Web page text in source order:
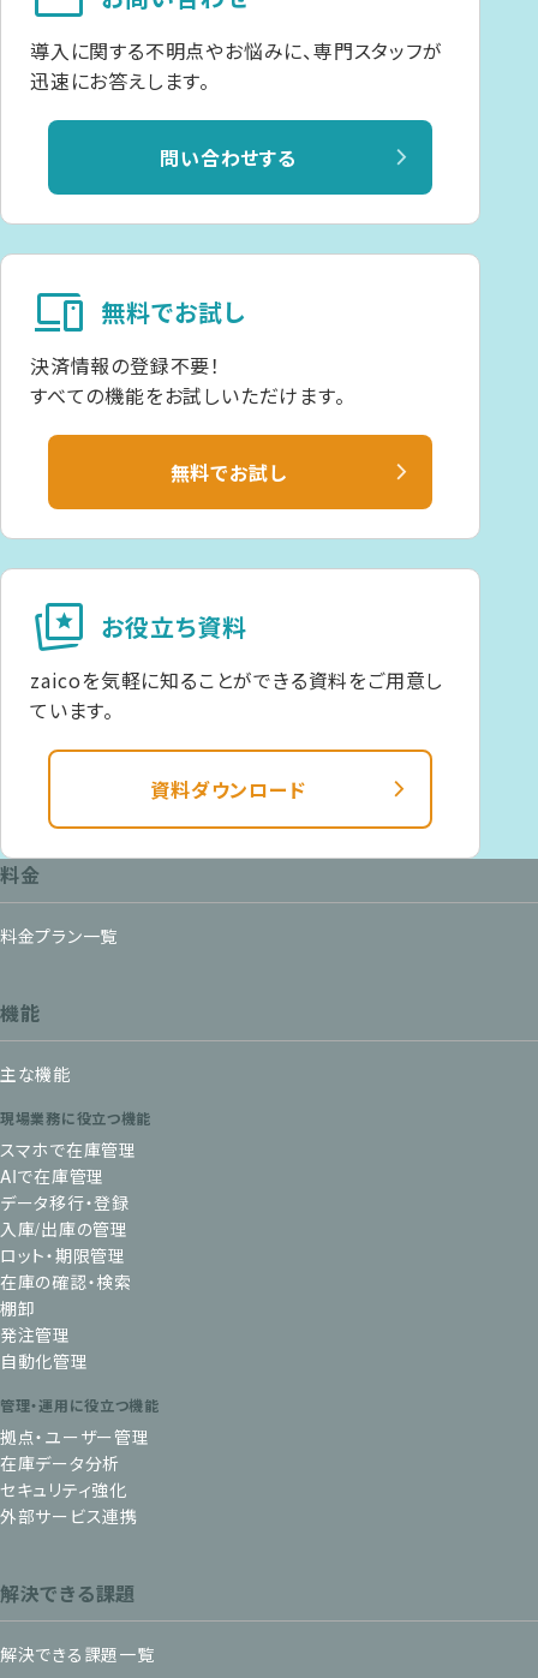
導入に関する不明点やお悩みに、専門スタッフが
迅速にお答えします。
問い合わせする
無料でお試し
devices
決済情報の登録不要！
すべての機能をお試しいただけます。
無料でお試し
お役立ち資料
cards_star
zaicoを気軽に知ることができる資料をご用意し
ています。
資料ダウンロード
料金
料金プラン一覧
機能
主な機能
現場業務に役立つ機能
スマホで在庫管理
AIで在庫管理
データ移行・登録
入庫/出庫の管理
ロット・期限管理
在庫の確認・検索
棚卸
発注管理
自動化管理
管理・運用に役立つ機能
拠点・ユーザー管理
在庫データ分析
セキュリティ強化
外部サービス連携
解決できる課題
解決できる課題一覧